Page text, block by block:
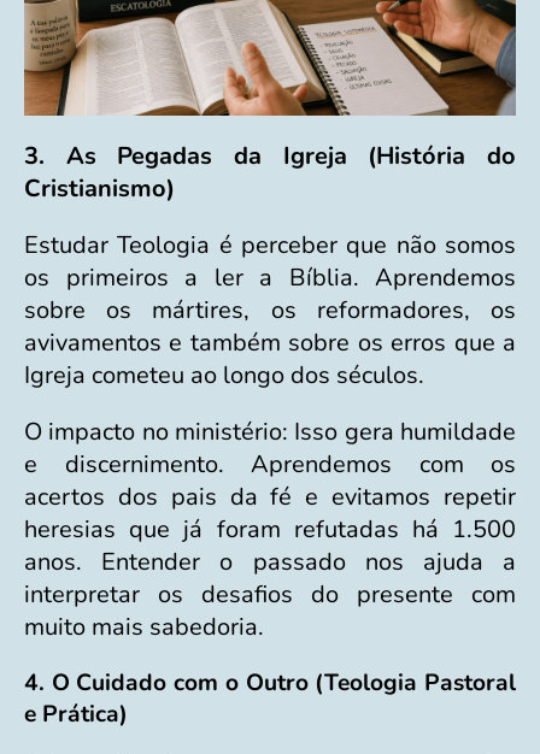
3. As Pegadas da Igreja (História do
Cristianismo)
Estudar Teologia é perceber que não somos
os primeiros a ler a Bíblia. Aprendemos
sobre os mártires, os reformadores, os
avivamentos e também sobre os erros que a
Igreja cometeu ao longo dos séculos.
O impacto no ministério: Isso gera humildade
e discernimento. Aprendemos com os
acertos dos pais da fé e evitamos repetir
heresias que já foram refutadas há 1.500
anos. Entender o passado nos ajuda a
interpretar os desafios do presente com
muito mais sabedoria.
4. O Cuidado com o Outro (Teologia Pastoral
e Prática)